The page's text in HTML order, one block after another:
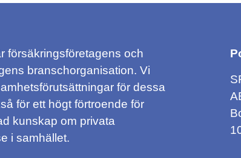
försäkringsföretagens och
branschorganisation. Vi
för dessa
för ett högt förtroende för
kunskap om privata
i samhället.